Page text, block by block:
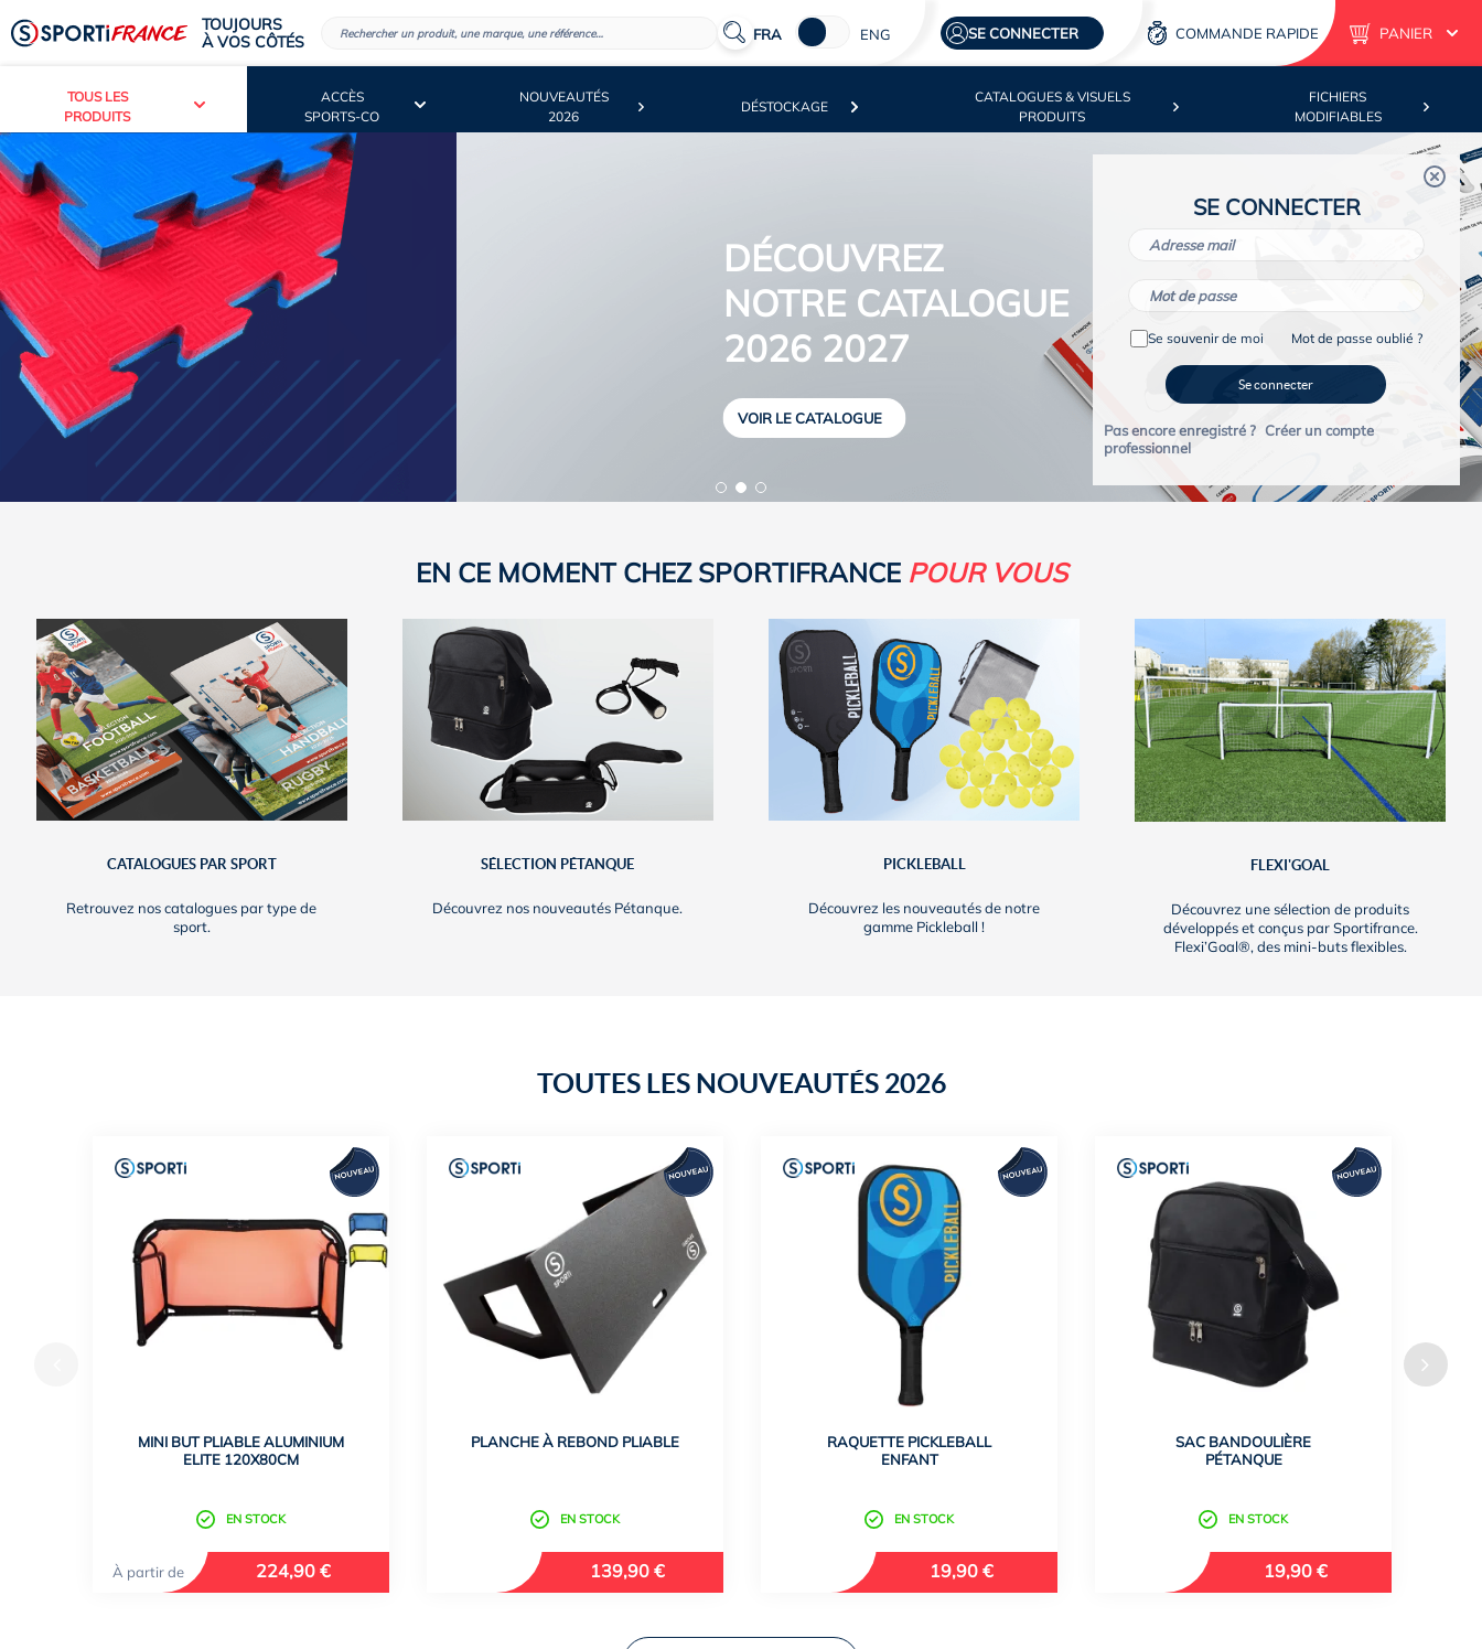
TOUJOURS
À VOS CÔTÉS
FRA ENG SE CONNECTER COMMANDE RAPIDE PANIER
TOUS LES
PRODUITS
ACCÈS
SPORTS-CO
NOUVEAUTÉS
2026
DÉSTOCKAGE
CATALOGUES & VISUELS
PRODUITS
FICHIERS
MODIFIABLES
DÉCOUVREZ
NOTRE CATALOGUE
2026 2027
VOIR LE CATALOGUE
SE CONNECTER
Se souvenir de moi Mot de passe oublié ?
Se connecter
Pas encore enregistré ? Créer un compte
professionnel
EN CE MOMENT CHEZ SPORTIFRANCE POUR VOUS
CATALOGUES PAR SPORT
Retrouvez nos catalogues par type de
sport.
SÉLECTION PÉTANQUE
Découvrez nos nouveautés Pétanque.
PICKLEBALL
Découvrez les nouveautés de notre
gamme Pickleball !
FLEXI'GOAL
Découvrez une sélection de produits
développés et conçus par Sportifrance.
Flexi’Goal®, des mini-buts flexibles.
TOUTES LES NOUVEAUTÉS 2026
MINI BUT PLIABLE ALUMINIUM
ELITE 120X80CM
EN STOCK
À partir de 224,90 €
PLANCHE À REBOND PLIABLE
EN STOCK
139,90 €
RAQUETTE PICKLEBALL
ENFANT
EN STOCK
19,90 €
SAC BANDOULIÈRE
PÉTANQUE
EN STOCK
19,90 €